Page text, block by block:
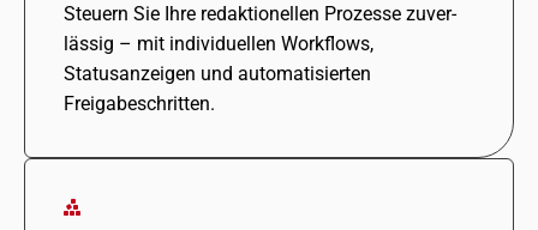
Steuern Sie Ihre redak­tio­nel­len Prozesse zuver­
läs­sig – mit indi­vi­du­el­len Workflows,
Statusanzeigen und auto­ma­ti­sier­ten
Freigabeschritten.